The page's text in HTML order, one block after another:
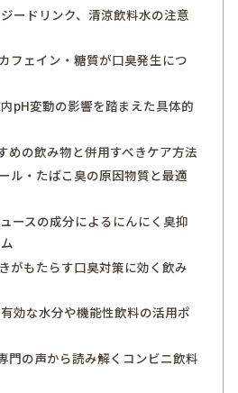
ードリンク、清涼飲料水の注意
フェイン・糖質が口臭発生につ
pH変動の影響を踏まえた具体的
めの飲み物と併用すべきケア方法
ル・たばこ臭の原因物質と最適
ースの成分によるにんにく臭抑
がもたらす口臭対策に効く飲み
効な水分や機能性飲料の活用ポ
門の声から読み解くコンビニ飲料